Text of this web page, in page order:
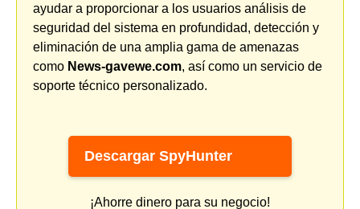
ayudar a proporcionar a los usuarios análisis de
seguridad del sistema en profundidad, detección y
eliminación de una amplia gama de amenazas
como News-gavewe.com, así como un servicio de
soporte técnico personalizado.
Descargar SpyHunter
¡Ahorre dinero para su negocio!